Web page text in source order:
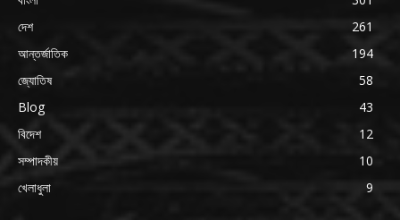
দেশ
261
আন্তর্জাতিক
194
জ্যোতিষ
58
Blog
43
বিদেশ
12
সম্পাদকীয়
10
খেলাধুলা
9